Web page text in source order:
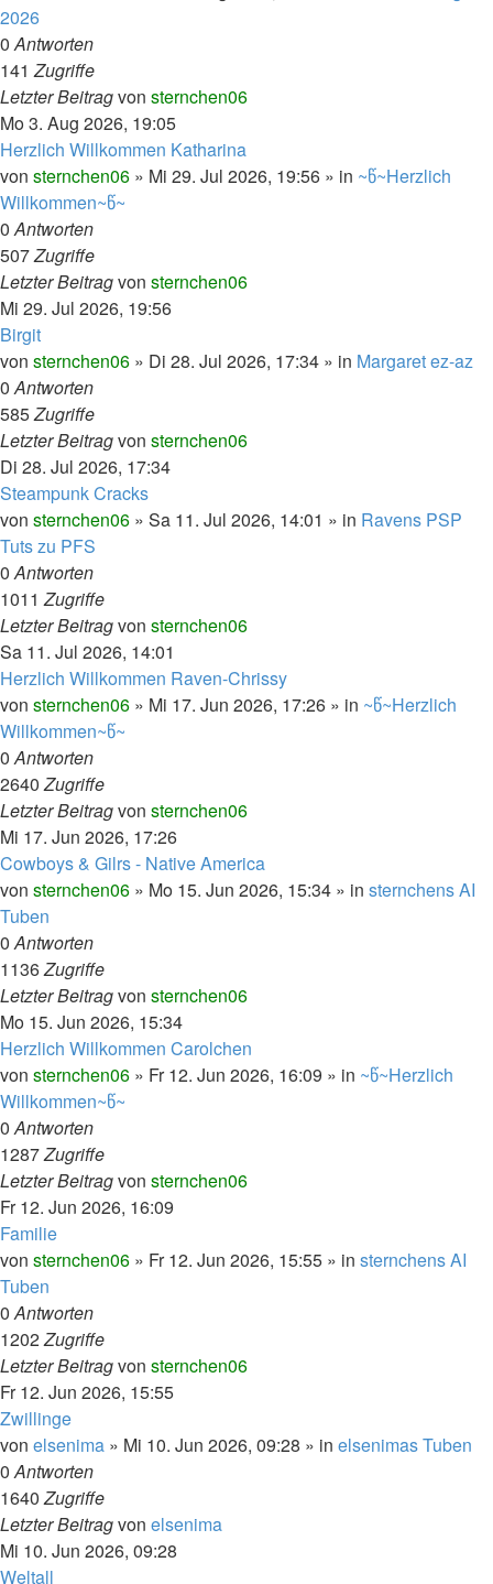
2026
0Antworten
141Zugriffe
Letzter Beitragvon sternchen06
Mo 3. Aug 2026, 19:05
Herzlich Willkommen Katharina
von sternchen06 » Mi 29. Jul 2026, 19:56 » in ~წ~Herzlich
Willkommen~წ~
0Antworten
507Zugriffe
Letzter Beitragvon sternchen06
Mi 29. Jul 2026, 19:56
Birgit
von sternchen06 » Di 28. Jul 2026, 17:34 » in Margaret ez-az
0Antworten
585Zugriffe
Letzter Beitragvon sternchen06
Di 28. Jul 2026, 17:34
Steampunk Cracks
von sternchen06 » Sa 11. Jul 2026, 14:01 » in Ravens PSP
Tuts zu PFS
0Antworten
1011Zugriffe
Letzter Beitragvon sternchen06
Sa 11. Jul 2026, 14:01
Herzlich Willkommen Raven-Chrissy
von sternchen06 » Mi 17. Jun 2026, 17:26 » in ~წ~Herzlich
Willkommen~წ~
0Antworten
2640Zugriffe
Letzter Beitragvon sternchen06
Mi 17. Jun 2026, 17:26
Cowboys & Gilrs - Native America
von sternchen06 » Mo 15. Jun 2026, 15:34 » in sternchens AI
Tuben
0Antworten
1136Zugriffe
Letzter Beitragvon sternchen06
Mo 15. Jun 2026, 15:34
Herzlich Willkommen Carolchen
von sternchen06 » Fr 12. Jun 2026, 16:09 » in ~წ~Herzlich
Willkommen~წ~
0Antworten
1287Zugriffe
Letzter Beitragvon sternchen06
Fr 12. Jun 2026, 16:09
Familie
von sternchen06 » Fr 12. Jun 2026, 15:55 » in sternchens AI
Tuben
0Antworten
1202Zugriffe
Letzter Beitragvon sternchen06
Fr 12. Jun 2026, 15:55
Zwillinge
von elsenima » Mi 10. Jun 2026, 09:28 » in elsenimas Tuben
0Antworten
1640Zugriffe
Letzter Beitragvon elsenima
Mi 10. Jun 2026, 09:28
Weltall